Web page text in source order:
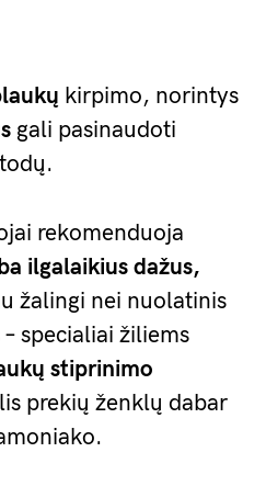
kirpimo, norintys
gali pasinaudoti
rekomenduoja
ilgalaikius dažus,
žalingi nei nuolatinis
specialiai žiliems
stiprinimo
prekių ženklų dabar